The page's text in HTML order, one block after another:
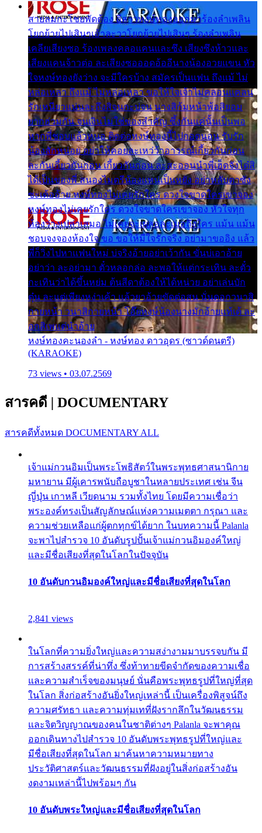
สายลมกะโชยพัดต้อง อีสาวหงษ์ทองออกมาร้องลำเพลิน
โยกย้ายไปเสินๆเอ้าละวาโยกย้ายไปเสินๆ ร้องลำเพลิน
เคลียเสียงซอ ร้องเพลงคลอแคนและซึง เสียงซึงห้าวและ
เสียงแคนจ้าวต่อ ละเสียงซอออดอ้ออีนางน้องอวยแขน หัว
ใจหงษ์ทองยังว่าง จะมีใครบ้าง สมัครเป็นแฟน ถึงแม้ ไม่
หล่อเหลา ถึงแม้ ไม่หล่อเหลา ขอให้ใจเจ้าไม่คลอนแคลน
รักเหนียวแน่นละถึงสิจนกะบ่จน นางสิก้มหน้าพ้อสิยอม
ยากฮ่วมกัน จนเงินไม่ใช่ของสำคัญ ซึ้งกันแค่นั้นเป็นพอ
หากพี่ชอบแล้วหนอ ติดต่อหงษ์ทองนี้ไปกอดนอน รับรัก
น้องสักหน่อย อย่าให้คอยละเหว่ว้าอาวรณ์เกี้ยวกันก่อน
ละกันเกี้ยวกันก่อน เกี้ยวกันก่อน ละสะออนนำพี่เฮ็ดจังได๋สิ
ได้เป็นของพี่ สนองไมตรีน้องแหน่เป็นหยัง อย่าหลับตาซัง
ซะเด้ออ้าย หงษ์ทองไม่เคยรักใคร ดวงใจขาดใครเขาจอง
หงษ์ทองไม่เคยรักใคร ดวงใจขาดใครเขาจอง หัวใจทุก
ห้องว่างเปล่าเสมอ ไม่เคยจะเผลอละเมอถึงใคร แม้น แม้น
ชอบจงจองห้องใจ ขอ ขอให้มีใจรักจริง อย่ามาขออิง แล้ว
พี่ก็วิ่งไปหาแฟนใหม่ บ่จริงอ้ายอย่าเว้ากัน ขั่นบ่เอาอ้าย
อย่าว่า ละอย่ามา ตั๋วหลอกล่อ ละพอให้แต่กระเทิน ละตั๋ว
กะเทินว่าได้ขึ้นหย่ม ต้นสีดาต้องให้ได้หน่วย อย่าเล่นบัก
ตุ๋น ละแต่เพียงหง่าเค้า แล้วยาอ้ายขัดต่อสน นั่นดอกวนาสิ
กายหน้า วนาสิกายหน้า โอ๊ยหงษ์น้องนางมักอ้ายแท้เด้ ละ
อกสิเพแต่นำอ้าย
หงษ์ทองคะนองลำ - หงษ์ทอง ดาวอุดร (ซาวด์ดนตรี)
(KARAOKE)
73 views • 03.07.2569
สารคดี | DOCUMENTARY
สารคดีทั้งหมด DOCUMENTARY ALL
เจ้าแม่กวนอิมเป็นพระโพธิสัตว์ในพระพุทธศาสนานิกาย
มหายาน มีผู้เคารพนับถือบูชาในหลายประเทศ เช่น จีน
ญี่ปุ่น เกาหลี เวียดนาม รวมทั้งไทย โดยมีความเชื่อว่า
พระองค์ทรงเป็นสัญลักษณ์แห่งความเมตตา กรุณา และ
ความช่วยเหลือแก่ผู้ตกทุกข์ได้ยาก ในบทความนี้ Palanla
จะพาไปสำรวจ 10 อันดับรูปปั้นเจ้าแม่กวนอิมองค์ใหญ่
และมีชื่อเสียงที่สุดในโลกในปัจจุบัน
10 อันดับกวนอิมองค์ใหญ่และมีชื่อเสียงที่สุดในโลก
2,841 views
ในโลกที่ความยิ่งใหญ่และความสง่างามมาบรรจบกัน มี
การสร้างสรรค์ที่น่าทึ่ง ซึ่งท้าทายขีดจำกัดของความเชื่อ
และความสำเร็จของมนุษย์ นั่นคือพระพุทธรูปที่ใหญ่ที่สุด
ในโลก สิ่งก่อสร้างอันยิ่งใหญ่เหล่านี้ เป็นเครื่องพิสูจน์ถึง
ความศรัทธา และความทุ่มเทที่ฝังรากลึกในวัฒนธรรม
และจิตวิญญาณของคนในชาติต่างๆ Palanla จะพาคุณ
ออกเดินทางไปสำรวจ 10 อันดับพระพุทธรูปที่ใหญ่และ
มีชื่อเสียงที่สุดในโลก มาค้นหาความหมายทาง
ประวัติศาสตร์และวัฒนธรรมที่ฝังอยู่ในสิ่งก่อสร้างอัน
งดงามเหล่านี้ไปพร้อมๆ กัน
10 อันดับพระใหญ่และมีชื่อเสียงที่สุดในโลก